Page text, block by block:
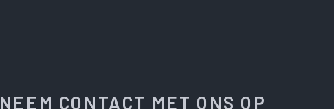
NEEM CONTACT MET ONS OP